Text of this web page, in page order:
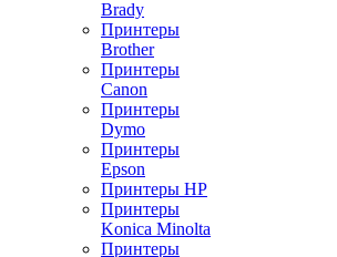
Brady
Принтеры
Brother
Принтеры
Canon
Принтеры
Dymo
Принтеры
Epson
Принтеры HP
Принтеры
Konica Minolta
Принтеры